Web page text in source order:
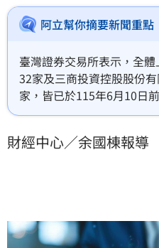
阿立幫你摘要新聞重點
臺灣證券交易所表示，全
32家及三商投資控股股份
家，皆已於115年6月10日
業。依據前開上市公司公
年同期成長1兆2,417億元（
財經中心／余國棟報導